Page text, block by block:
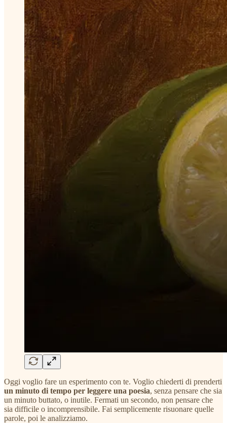
Oggi voglio fare un esperimento con te. Voglio chiederti di prenderti
un minuto di tempo per leggere una poesia, senza pensare che sia
un minuto buttato, o inutile. Fermati un secondo, non pensare che
sia difficile o incomprensibile. Fai semplicemente risuonare quelle
parole, poi le analizziamo.